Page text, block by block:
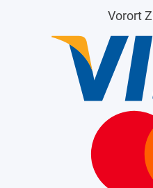
Vorort